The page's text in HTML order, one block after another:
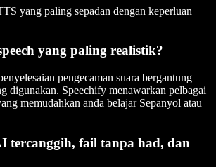
yang paling sepadan dengan keperluan
yang paling realistik?
pengecaman suara bergantung
digunakan. Speechify menawarkan pelbagai
memudahkan anda belajar Sepanyol atau
tercanggih, fail tanpa had, dan